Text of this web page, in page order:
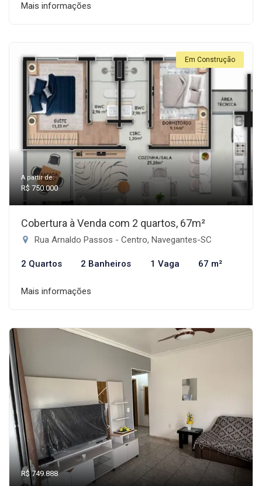
Mais informações
Em Construção
A partir de:
R$ 750.000
Cobertura à Venda com 2 quartos, 67m²
Rua Arnaldo Passos - Centro, Navegantes-SC
2 Quartos 2 Banheiros 1 Vaga 67 m²
Mais informações
R$ 749.888